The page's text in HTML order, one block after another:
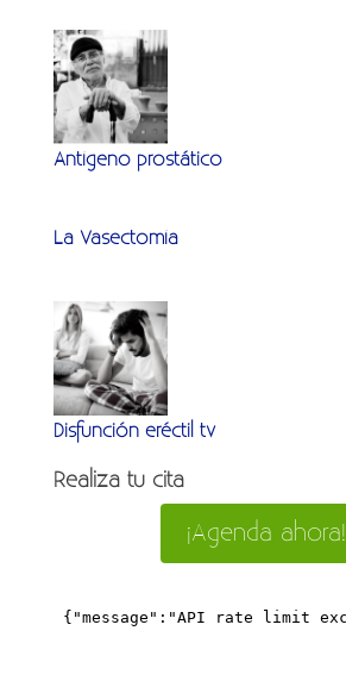
Antígeno prostático
La Vasectomía
Disfunción eréctil tv
Realiza tu cita
¡Agenda ahora!